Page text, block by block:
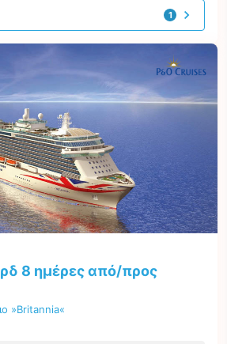
1
προσφορά
8 ημέρες από/προς
»Britannia«